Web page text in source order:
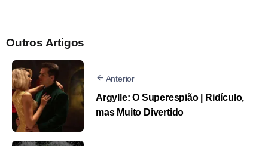
Outros Artigos
Anterior
Argylle: O Superespião | Ridículo,
mas Muito Divertido